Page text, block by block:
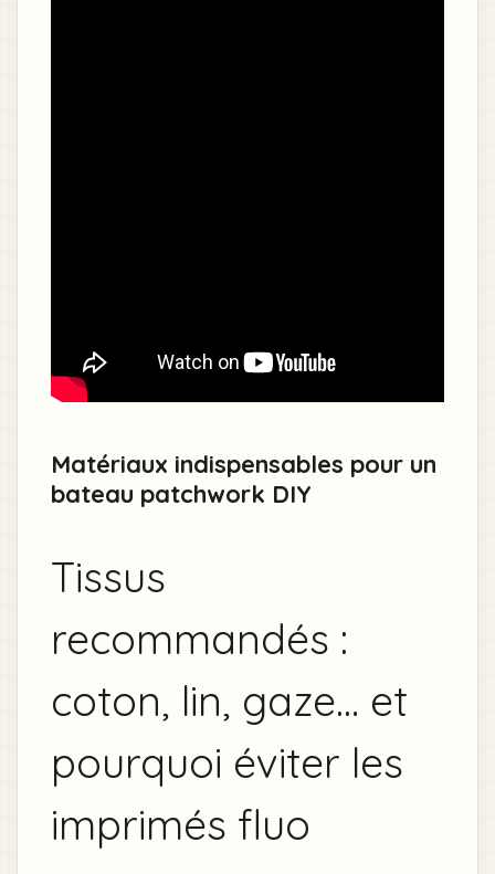
Matériaux indispensables pour un
bateau patchwork DIY
Tissus
recommandés :
coton, lin, gaze… et
pourquoi éviter les
imprimés fluo